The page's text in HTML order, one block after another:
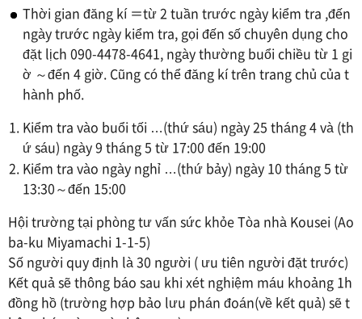
Thời gian đăng kí ＝từ 2 tuần trước ngày kiểm tra ,đến
ngày trước ngày kiểm tra, gọi đến số chuyên dụng cho
đặt lịch 090-4478-4641, ngày thường buổi chiều từ 1 gi
ờ ～đến 4 giờ. Cũng có thể đăng kí trên trang chủ của t
hành phố.
Kiểm tra vào buổi tối …(thứ sáu) ngày 25 tháng 4 và (th
ứ sáu) ngày 9 tháng 5 từ 17:00 đến 19:00
Kiểm tra vào ngày nghỉ …(thứ bảy) ngày 10 tháng 5 từ
13:30～đến 15:00
Hội trường tại phòng tư vấn sức khỏe Tòa nhà Kousei (Ao
ba-ku Miyamachi 1-1-5)
Số người quy định là 30 người ( ưu tiên người đặt trước)
Kết quả sẽ thông báo sau khi xét nghiệm máu khoảng 1h
đồng hồ (trường hợp bảo lưu phán đoán(về kết quả) sẽ t